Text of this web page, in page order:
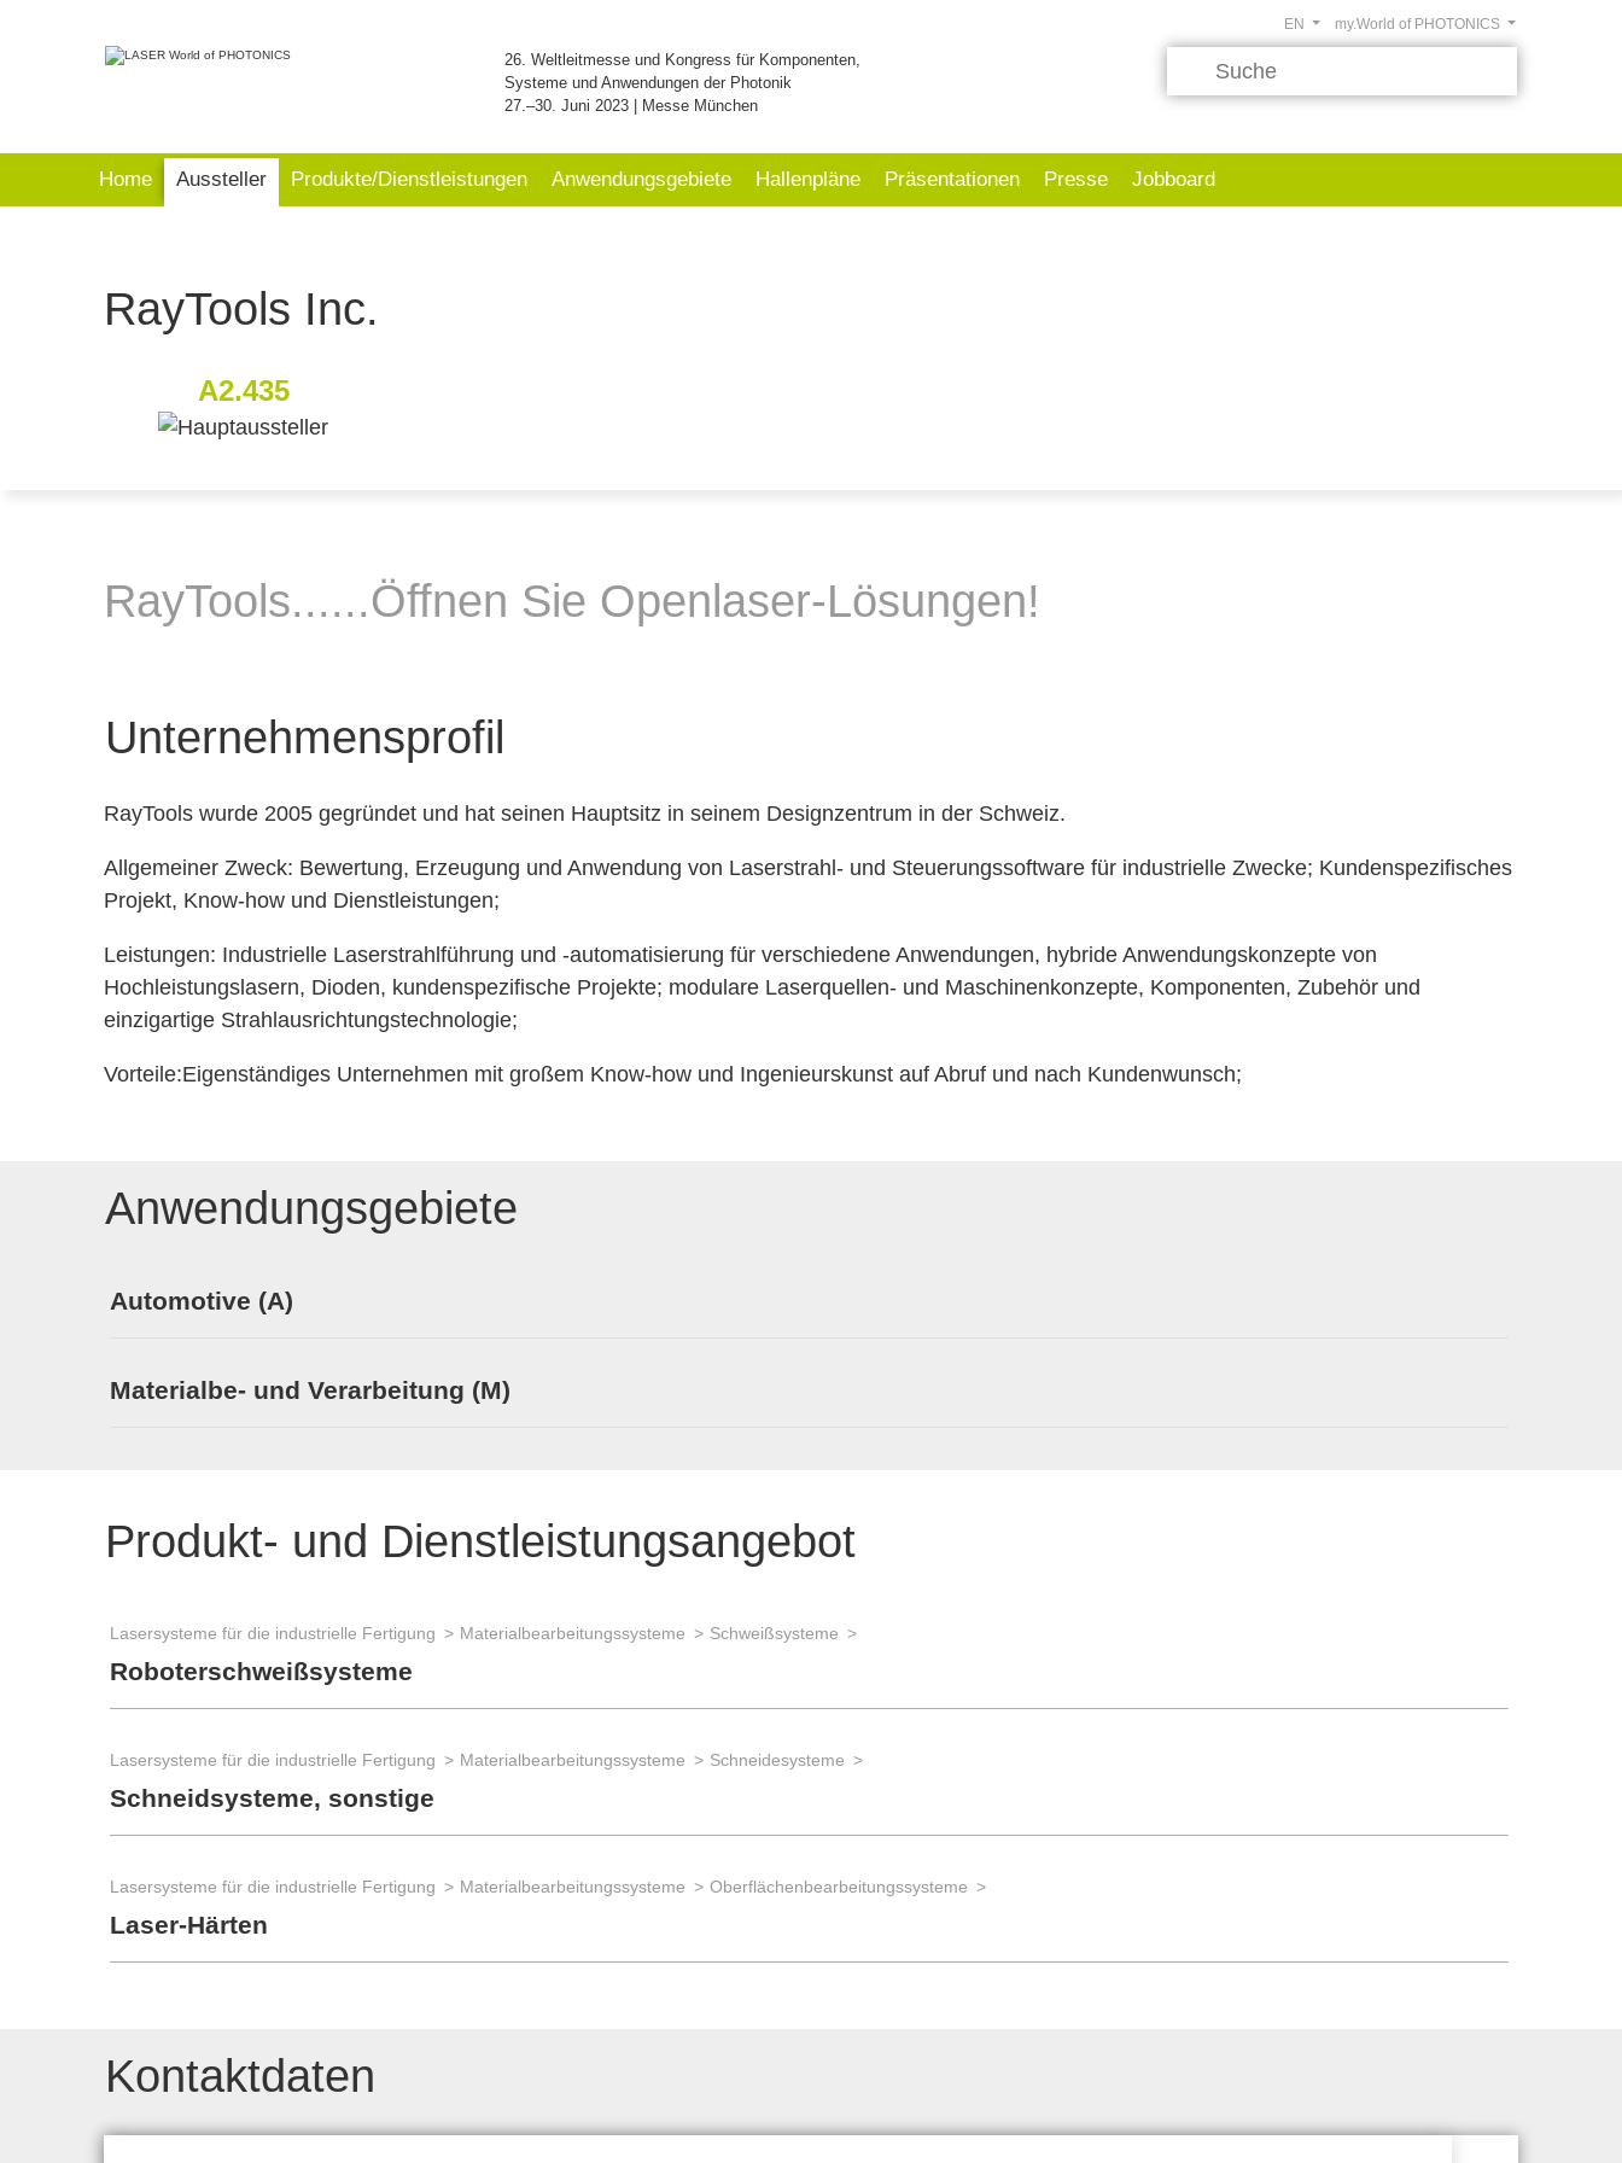
26. Weltleitmesse und Kongress für Komponenten,
Systeme und Anwendungen der Photonik
27.–30. Juni 2023 | Messe München
my.World of PHOTONICS
EN
Home Aussteller Produkte/Dienstleistungen Anwendungsgebiete Hallenpläne Präsentationen Presse Jobboard
RayTools Inc.
A2.435
RayTools......Öffnen Sie Openlaser-Lösungen!
Unternehmensprofil
RayTools wurde 2005 gegründet und hat seinen Hauptsitz in seinem Designzentrum in der Schweiz.
Allgemeiner Zweck: Bewertung, Erzeugung und Anwendung von Laserstrahl- und Steuerungssoftware für industrielle Zwecke; Kundenspezifisches
Projekt, Know-how und Dienstleistungen;
Leistungen: Industrielle Laserstrahlführung und -automatisierung für verschiedene Anwendungen, hybride Anwendungskonzepte von
Hochleistungslasern, Dioden, kundenspezifische Projekte; modulare Laserquellen- und Maschinenkonzepte, Komponenten, Zubehör und
einzigartige Strahlausrichtungstechnologie;
Vorteile:Eigenständiges Unternehmen mit großem Know-how und Ingenieurskunst auf Abruf und nach Kundenwunsch;
Anwendungsgebiete
Automotive (A)
Materialbe- und Verarbeitung (M)
Produkt- und Dienstleistungsangebot
Lasersysteme für die industrielle Fertigung Materialbearbeitungssysteme Schweißsysteme
Roboterschweißsysteme
Lasersysteme für die industrielle Fertigung Materialbearbeitungssysteme Schneidesysteme
Schneidsysteme, sonstige
Lasersysteme für die industrielle Fertigung Materialbearbeitungssysteme Oberflächenbearbeitungssysteme
Laser-Härten
Kontaktdaten